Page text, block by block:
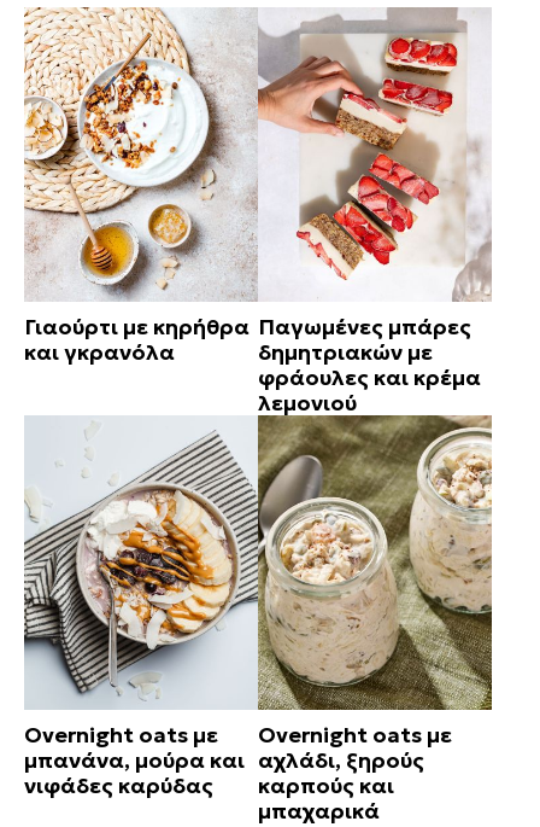
Γιαούρτι με κηρήθρα
και γκρανόλα
Παγωμένες μπάρες
δημητριακών με
φράουλες και κρέμα
λεμονιού
Overnight oats με
μπανάνα, μούρα και
νιφάδες καρύδας
Overnight oats με
αχλάδι, ξηρούς
καρπούς και
μπαχαρικά